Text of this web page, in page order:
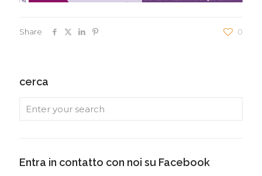
Share 0
cerca
Entra in contatto con noi su Facebook